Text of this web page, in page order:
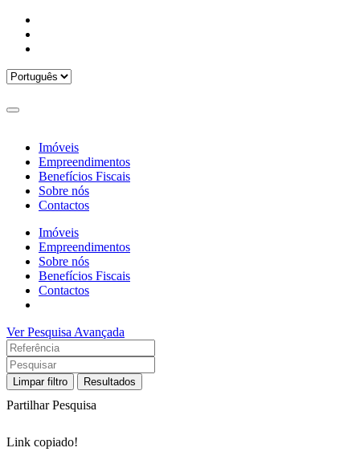
Imóveis
Empreendimentos
Benefícios Fiscais
Sobre nós
Contactos
Imóveis
Empreendimentos
Sobre nós
Benefícios Fiscais
Contactos
Ver Pesquisa Avançada
Limpar filtro Resultados
Partilhar Pesquisa
Link copiado!